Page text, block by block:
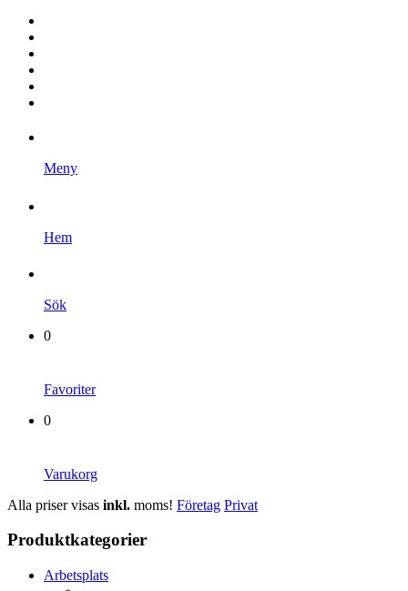
Meny
Hem
Sök
0
Favoriter
0
Varukorg
Alla priser visas inkl. moms! Företag Privat
Produktkategorier
Arbetsplats